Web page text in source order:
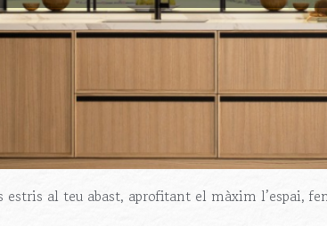
al teu abast, aprofitant el màxim l’espai,